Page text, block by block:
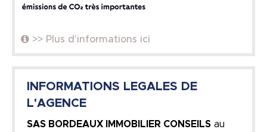
>> Plus d'informations ici
INFORMATIONS LEGALES DE
L'AGENCE
SAS BORDEAUX IMMOBILIER CONSEILS au